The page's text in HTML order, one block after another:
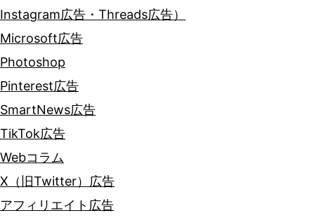
Instagram広告・Threads広告）
Microsoft広告
Photoshop
Pinterest広告
SmartNews広告
TikTok広告
Webコラム
X（旧Twitter）広告
アフィリエイト広告